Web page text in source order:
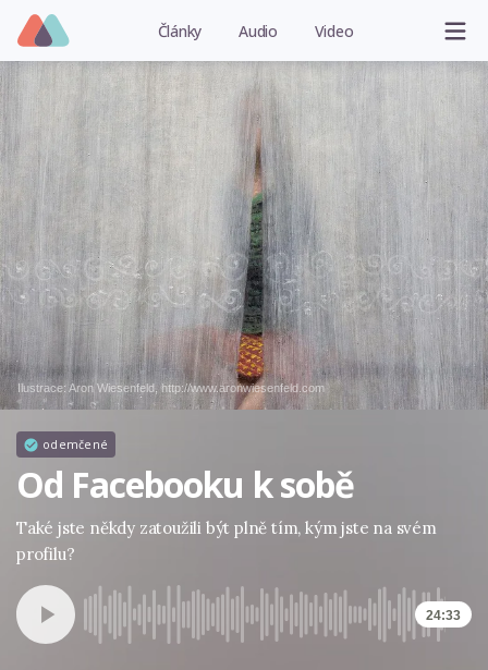
Články Audio Video
Ilustrace: Aron Wiesenfeld, http://www.aronwiesenfeld.com
odemčené
Od Facebooku k sobě
Také jste někdy zatoužili být plně tím, kým jste na svém
profilu?
24:33